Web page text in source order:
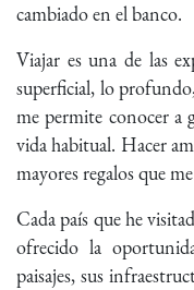
cambiado en el banco.
Viajar es una de las
superficial, lo
me permite conocer a
vida habitual. Hacer
mayores regalos que
Cada país que he
ofrecido la
paisajes, sus